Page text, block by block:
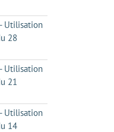
Utilisation
28
Utilisation
21
Utilisation
14